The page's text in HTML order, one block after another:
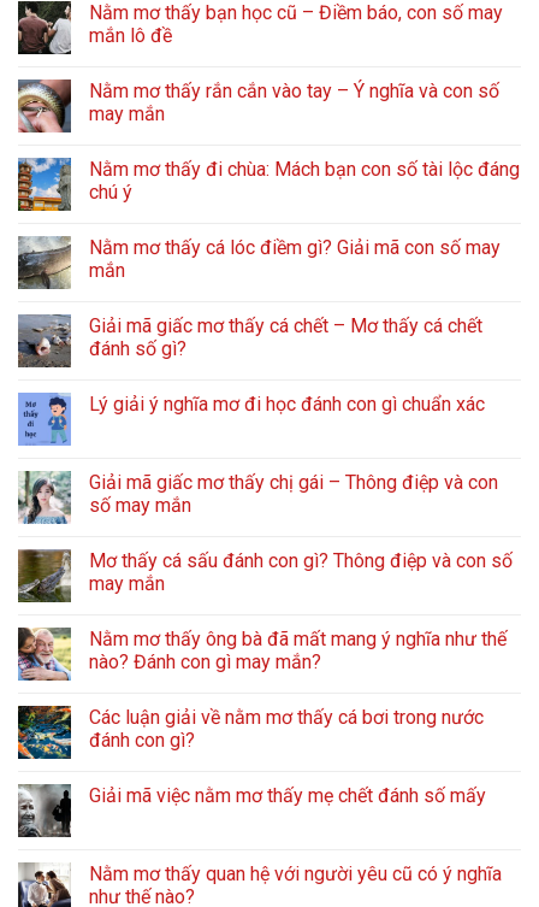
Nằm mơ thấy bạn học cũ – Điềm báo, con số may
mắn lô đề
Nằm mơ thấy rắn cắn vào tay – Ý nghĩa và con số
may mắn
Nằm mơ thấy đi chùa: Mách bạn con số tài lộc đáng
chú ý
Nằm mơ thấy cá lóc điềm gì? Giải mã con số may
mắn
Giải mã giấc mơ thấy cá chết – Mơ thấy cá chết
đánh số gì?
Lý giải ý nghĩa mơ đi học đánh con gì chuẩn xác
Giải mã giấc mơ thấy chị gái – Thông điệp và con
số may mắn
Mơ thấy cá sấu đánh con gì? Thông điệp và con số
may mắn
Nằm mơ thấy ông bà đã mất mang ý nghĩa như thế
nào? Đánh con gì may mắn?
Các luận giải về nằm mơ thấy cá bơi trong nước
đánh con gì?
Giải mã việc nằm mơ thấy mẹ chết đánh số mấy
Nằm mơ thấy quan hệ với người yêu cũ có ý nghĩa
như thế nào?